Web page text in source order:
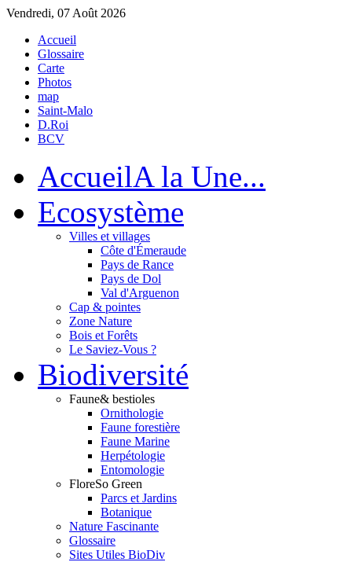
Vendredi, 07 Août 2026
Accueil
Glossaire
Carte
Photos
map
Saint-Malo
D.Roi
BCV
AccueilA la Une...
Ecosystème
Villes et villages
Côte d'Émeraude
Pays de Rance
Pays de Dol
Val d'Arguenon
Cap & pointes
Zone Nature
Bois et Forêts
Le Saviez-Vous ?
Biodiversité
Faune& bestioles
Ornithologie
Faune forestière
Faune Marine
Herpétologie
Entomologie
FloreSo Green
Parcs et Jardins
Botanique
Nature Fascinante
Glossaire
Sites Utiles BioDiv